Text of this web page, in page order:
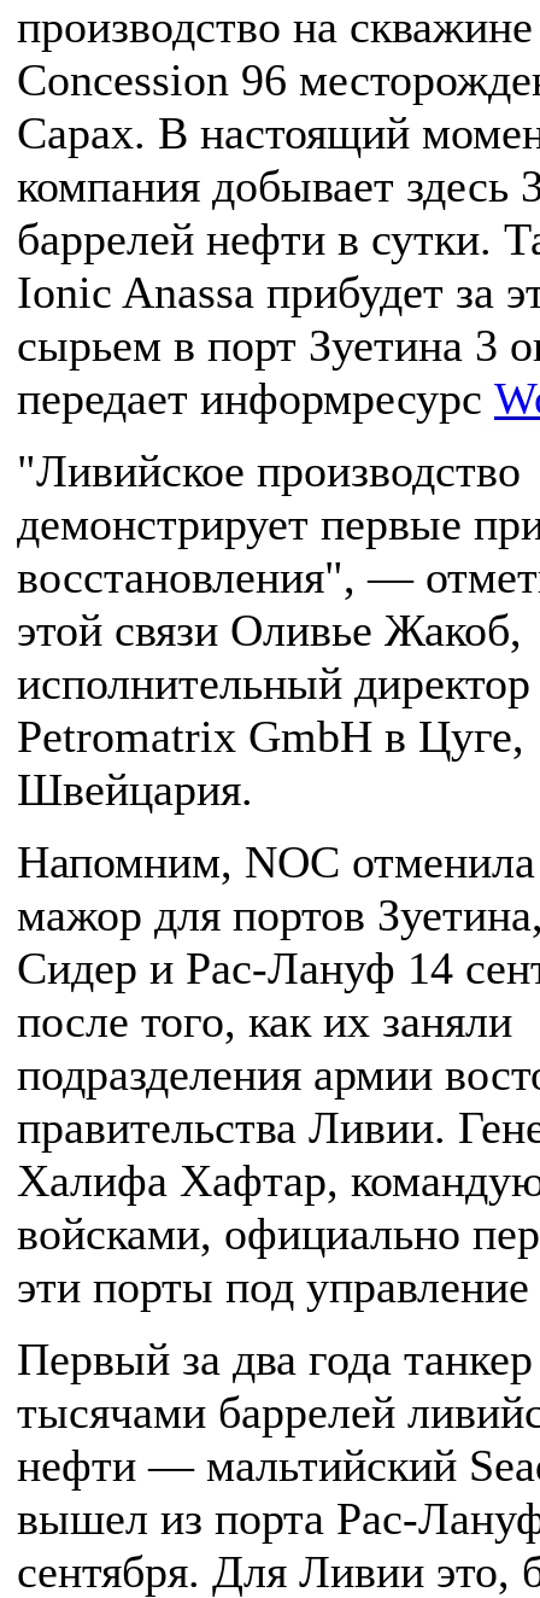
производство на скважине
Concession 96
Сарах. В настоящий
компания добывает здесь
баррелей нефти в сутки.
Ionic Anassa прибудет за
сырьем в порт Зуетина 3
передает информресурс
"Ливийское производство
демонстрирует первые
восстановления", —
этой связи Оливье Жакоб,
исполнительный директор
Petromatrix GmbH в Цуге,
Швейцария.
Напомним, NOC
мажор для портов
Сидер и Рас-Лануф 14
после того, как их заняли
подразделения армии
правительства Ливии.
Халифа Хафтар,
войсками, официально
эти порты под
Первый за два года
тысячами баррелей
нефти — мальтийский
вышел из порта Рас-
сентября. Для Ливии это,